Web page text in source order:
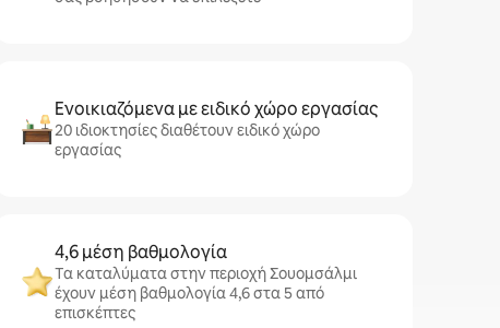
Ενοικιαζόμενα με ειδικό χώρο εργασίας
20 ιδιοκτησίες διαθέτουν ειδικό χώρο
εργασίας
4,6 μέση βαθμολογία
Τα καταλύματα στην περιοχή Σουομσάλμι
έχουν μέση βαθμολογία 4,6 στα 5 από
επισκέπτες